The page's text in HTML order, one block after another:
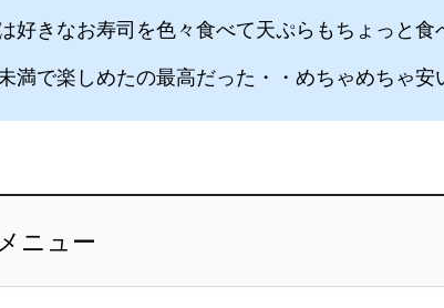
好きなお寿司を色々食べて天ぷらもちょっと
満で楽しめたの最高だった・・めちゃめちゃ安
ニュー